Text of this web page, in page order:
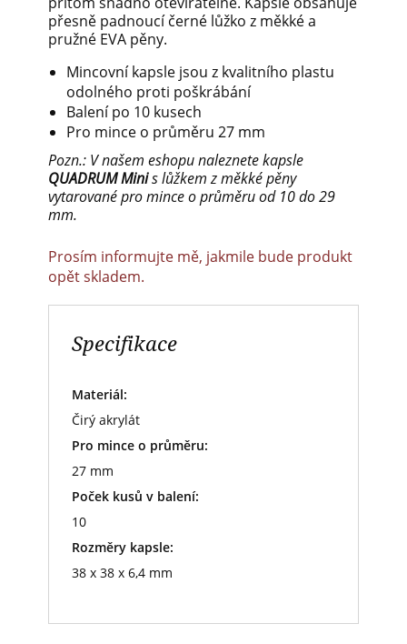
přesně padnoucí černé lůžko z měkké a
pružné EVA pěny.
Mincovní kapsle jsou z kvalitního plastu
odolného proti poškrábání
Balení po 10 kusech
Pro mince o průměru 27 mm
Pozn.: V našem eshopu naleznete kapsle
QUADRUMMinis lůžkem z měkké pěny
vytarované pro mince o průměru od 10 do 29
mm.
Prosím informujte mě, jakmile bude produkt
opět skladem.
Specifikace
Materiál:
Čirý akrylát
Pro mince o průměru:
27 mm
Poček kusů v balení:
10
Rozměry kapsle:
38 x 38 x 6,4 mm